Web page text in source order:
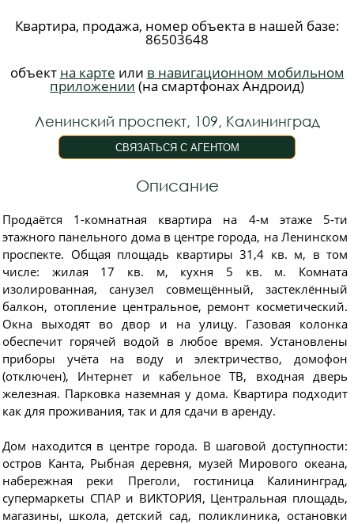
Квартира, продажа, номер объекта в нашей базе:
86503648
объект на карте или в навигационном мобильном
приложении (на смартфонах Андроид)
Ленинский проспект, 109, Калининград
Описание
Продаётся 1-комнатная квартира на 4-м этаже 5-ти
этажного панельного дома в центре города, на Ленинском
проспекте. Общая площадь квартиры 31,4 кв. м, в том
числе: жилая 17 кв. м, кухня 5 кв. м. Комната
изолированная, санузел совмещённый, застеклённый
балкон, отопление центральное, ремонт косметический.
Окна выходят во двор и на улицу. Газовая колонка
обеспечит горячей водой в любое время. Установлены
приборы учёта на воду и электричество, домофон
(отключен), Интернет и кабельное ТВ, входная дверь
железная. Парковка наземная у дома. Квартира подходит
как для проживания, так и для сдачи в аренду.
Дом находится в центре города. В шаговой доступности:
остров Канта, Рыбная деревня, музей Мирового океана,
набережная реки Преголи, гостиница Калининград,
супермаркеты СПАР и ВИКТОРИЯ, Центральная площадь,
магазины, школа, детский сад, поликлиника, остановки